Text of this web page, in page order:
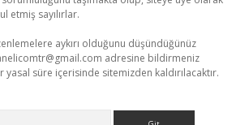
etmiş sayılırlar.
aykırı olduğunu düşündüğünüz
adresine bildirmeniz
süre içerisinde sitemizden kaldırılacaktır.